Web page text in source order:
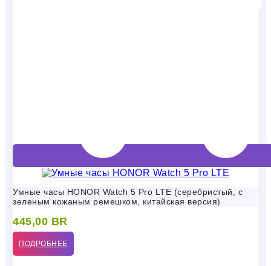
Умные часы HONOR Watch 5 Pro LTE (серебристый, с
зеленым кожаным ремешком, китайская версия)
445,00 BR
ПОДРОБНЕЕ